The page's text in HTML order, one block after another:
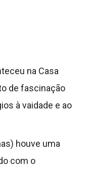
na Casa
de fascinação
à vaidade e ao
houve uma
com o